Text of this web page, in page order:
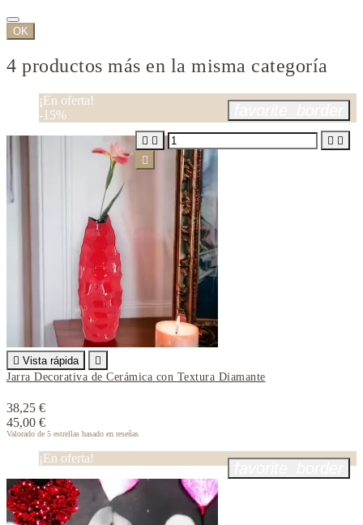
OK
4 productos más en la misma categoría
¡En oferta!
-15%
 Vista rápida

Jarra Decorativa de Cerámica con Textura Diamante
38,25 €
45,00 €
Valorado de 5 estrellas basado en reseñas
   

¡En oferta!